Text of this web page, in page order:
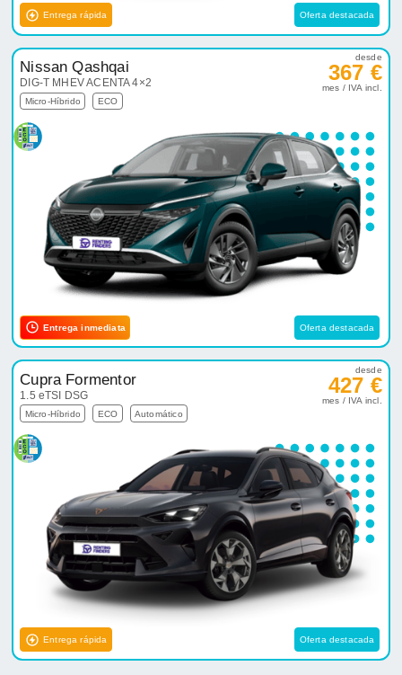
Entrega rápida Oferta destacada
Nissan Qashqai
DIG-T MHEV ACENTA 4×2
Micro-Híbrido ECO
desde
367 €
mes / IVA incl.
Entrega inmediata Oferta destacada
Cupra Formentor
1.5 eTSI DSG
Micro-Híbrido ECO Automático
desde
427 €
mes / IVA incl.
Entrega rápida Oferta destacada